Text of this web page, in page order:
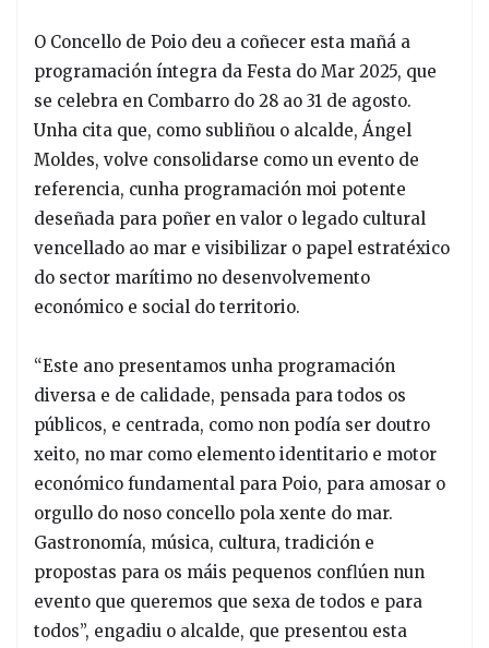
O Concello de Poio deu a coñecer esta mañá a
programación íntegra da Festa do Mar 2025, que
se celebra en Combarro do 28 ao 31 de agosto.
Unha cita que, como subliñou o alcalde, Ángel
Moldes, volve consolidarse como un evento de
referencia, cunha programación moi potente
deseñada para poñer en valor o legado cultural
vencellado ao mar e visibilizar o papel estratéxico
do sector marítimo no desenvolvemento
económico e social do territorio.
“Este ano presentamos unha programación
diversa e de calidade, pensada para todos os
públicos, e centrada, como non podía ser doutro
xeito, no mar como elemento identitario e motor
económico fundamental para Poio, para amosar o
orgullo do noso concello pola xente do mar.
Gastronomía, música, cultura, tradición e
propostas para os máis pequenos conflúen nun
evento que queremos que sexa de todos e para
todos”, engadiu o alcalde, que presentou esta